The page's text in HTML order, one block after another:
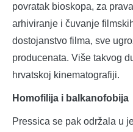
povratak bioskopa, za
arhiviranje i čuvanje
dostojanstvo filma, sve
producenata. Više takvog
hrvatskoj kinematografiji.
Homofilija i balkanofobija
Pressica se pak održala u